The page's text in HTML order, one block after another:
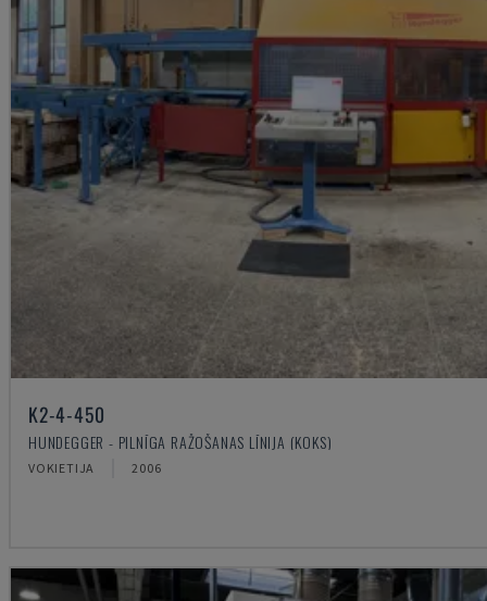
K2-4-450
HUNDEGGER - PILNĪGA RAŽOŠANAS LĪNIJA (KOKS)
VOKIETIJA 2006